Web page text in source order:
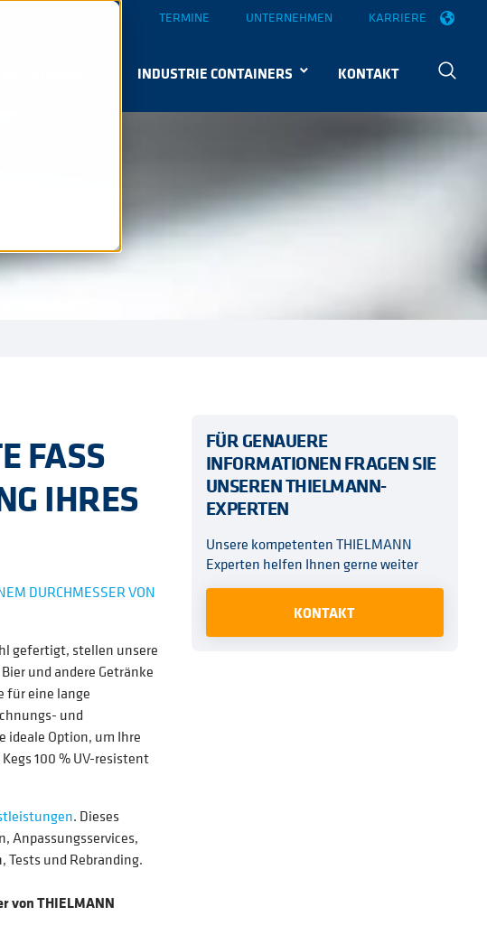
TERMINE UNTERNEHMEN KARRIERE
GETRANKE INDUSTRIE CONTAINERS KONTAKT
FASS
IHRES
DURCHMESSER VON
gefertigt, stellen unsere
und andere Getränke
für eine lange
und
ideale Option, um Ihre
100 % UV-resistent
. Dieses
Anpassungsservices,
und Rebranding.
von THIELMANN
FÜR GENAUERE
INFORMATIONEN FRAGEN SIE
UNSEREN THIELMANN-
EXPERTEN
Unsere kompetenten THIELMANN
Experten helfen Ihnen gerne weiter
KONTAKT